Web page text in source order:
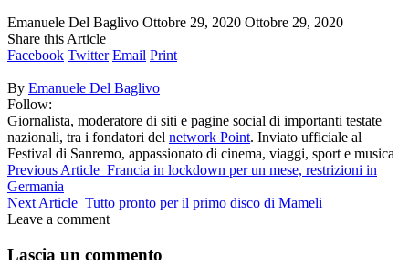
Emanuele Del Baglivo Ottobre 29, 2020 Ottobre 29, 2020
Share this Article
Facebook Twitter Email Print
By Emanuele Del Baglivo
Follow:
Giornalista, moderatore di siti e pagine social di importanti testate
nazionali, tra i fondatori del network Point. Inviato ufficiale al
Festival di Sanremo, appassionato di cinema, viaggi, sport e musica
Previous Article Francia in lockdown per un mese, restrizioni in
Germania
Next Article Tutto pronto per il primo disco di Mameli
Leave a comment
Lascia un commento